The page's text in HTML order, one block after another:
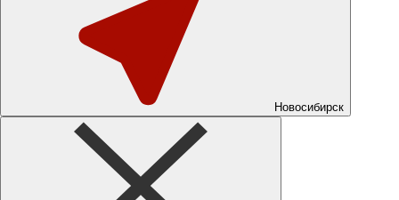
Новосибирск